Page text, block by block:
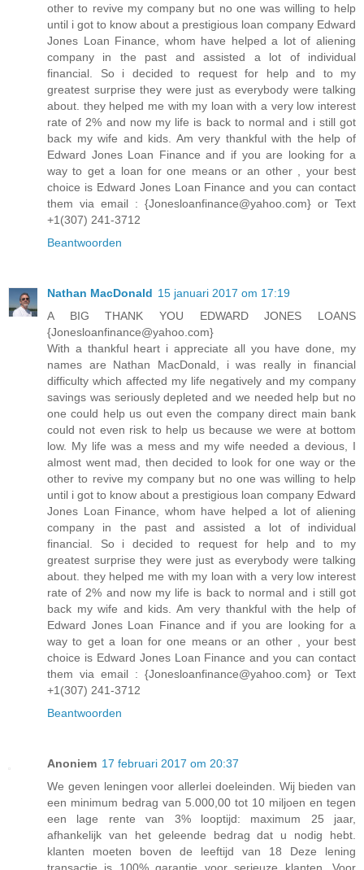
other to revive my company but no one was willing to help
until i got to know about a prestigious loan company Edward
Jones Loan Finance, whom have helped a lot of aliening
company in the past and assisted a lot of individual
financial. So i decided to request for help and to my
greatest surprise they were just as everybody were talking
about. they helped me with my loan with a very low interest
rate of 2% and now my life is back to normal and i still got
back my wife and kids. Am very thankful with the help of
Edward Jones Loan Finance and if you are looking for a
way to get a loan for one means or an other , your best
choice is Edward Jones Loan Finance and you can contact
them via email : {Jonesloanfinance@yahoo.com} or Text
+1(307) 241-3712
Beantwoorden
Nathan MacDonald 15 januari 2017 om 17:19
A BIG THANK YOU EDWARD JONES LOANS
{Jonesloanfinance@yahoo.com}
With a thankful heart i appreciate all you have done, my
names are Nathan MacDonald, i was really in financial
difficulty which affected my life negatively and my company
savings was seriously depleted and we needed help but no
one could help us out even the company direct main bank
could not even risk to help us because we were at bottom
low. My life was a mess and my wife needed a devious, I
almost went mad, then decided to look for one way or the
other to revive my company but no one was willing to help
until i got to know about a prestigious loan company Edward
Jones Loan Finance, whom have helped a lot of aliening
company in the past and assisted a lot of individual
financial. So i decided to request for help and to my
greatest surprise they were just as everybody were talking
about. they helped me with my loan with a very low interest
rate of 2% and now my life is back to normal and i still got
back my wife and kids. Am very thankful with the help of
Edward Jones Loan Finance and if you are looking for a
way to get a loan for one means or an other , your best
choice is Edward Jones Loan Finance and you can contact
them via email : {Jonesloanfinance@yahoo.com} or Text
+1(307) 241-3712
Beantwoorden
Anoniem 17 februari 2017 om 20:37
We geven leningen voor allerlei doeleinden. Wij bieden van
een minimum bedrag van 5.000,00 tot 10 miljoen en tegen
een lage rente van 3% looptijd: maximum 25 jaar,
afhankelijk van het geleende bedrag dat u nodig hebt.
klanten moeten boven de leeftijd van 18 Deze lening